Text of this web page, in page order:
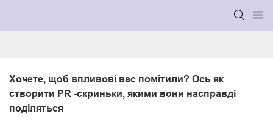
Хочете, щоб впливові вас помітили? Ось як
створити PR -скриньки, якими вони насправді
поділяться